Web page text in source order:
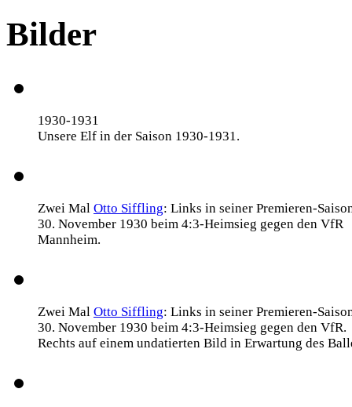
Bilder
1930-1931
Unsere Elf in der Saison 1930-1931.
Zwei Mal Otto Siffling: Links in seiner Premieren-
30. November 1930 beim 4:3-Heimsieg gegen den VfR
Mannheim.
Zwei Mal Otto Siffling: Links in seiner Premieren-
30. November 1930 beim 4:3-Heimsieg gegen den VfR.
Rechts auf einem undatierten Bild in Erwartung des